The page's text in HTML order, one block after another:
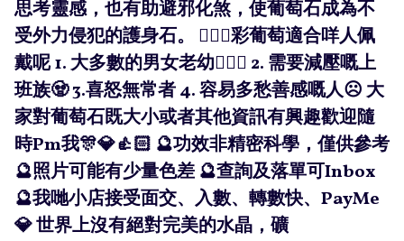
思考靈感，也有助避邪化煞，使葡萄石成為不
受外力侵犯的護身石。 🧚🏻‍♀️彩葡萄適合咩人佩
戴呢 1. 大多數的男女老幼💁🏻‍♀️ 2. 需要減壓嘅上
班族🧟 3.喜怒無常者 4. 容易多愁善感嘅人☹️ 大
家對葡萄石既大小或者其他資訊有興趣歡迎隨
時Pm我🎊💎👍🏻 🔮功效非精密科學，僅供參考
🔮照片可能有少量色差 🔮查詢及落單可Inbox
🔮我哋小店接受面交、入數、轉數快、PayMe
💎 世界上沒有絕對完美的水晶，礦